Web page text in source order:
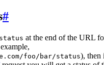
#
at the end of the URL
foo/bar/status), then